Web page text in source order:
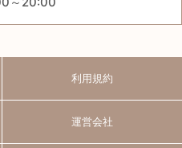
利用規約
運営会社